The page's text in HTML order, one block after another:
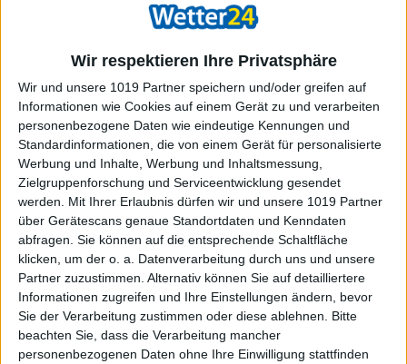
Wir respektieren Ihre Privatsphäre
Wir und unsere 1019 Partner speichern und/oder greifen auf
Informationen wie Cookies auf einem Gerät zu und verarbeiten
personenbezogene Daten wie eindeutige Kennungen und
Standardinformationen, die von einem Gerät für personalisierte
Werbung und Inhalte, Werbung und Inhaltsmessung,
Zielgruppenforschung und Serviceentwicklung gesendet
werden.
Mit Ihrer Erlaubnis dürfen wir und unsere 1019 Partner
über Gerätescans genaue Standortdaten und Kenndaten
abfragen. Sie können auf die entsprechende Schaltfläche
klicken, um der o. a. Datenverarbeitung durch uns und unsere
Partner zuzustimmen. Alternativ können Sie auf detailliertere
Informationen zugreifen und Ihre Einstellungen ändern, bevor
Sie der Verarbeitung zustimmen oder diese ablehnen.
Bitte
beachten Sie, dass die Verarbeitung mancher
personenbezogenen Daten ohne Ihre Einwilligung stattfinden